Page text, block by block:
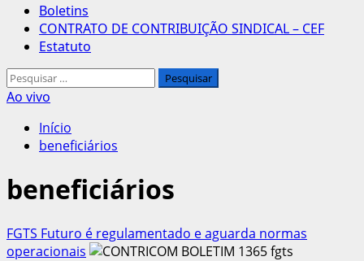
Menu
principal
Boletins
CONTRATO DE CONTRIBUIÇÃO SINDICAL – CEF
Estatuto
Pesquisar
por:
Ao vivo
Início
beneficiários
beneficiários
FGTS Futuro é regulamentado e aguarda normas
operacionais